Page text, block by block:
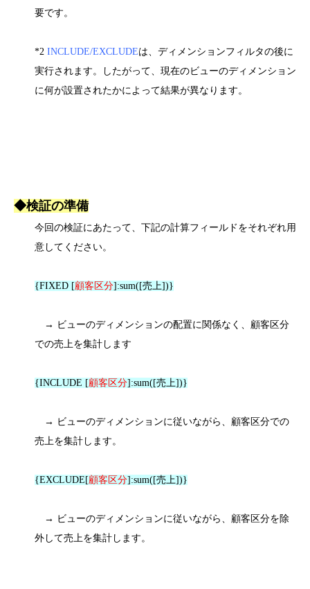
要です。
*2 INCLUDE/EXCLUDEは、ディメンションフィルタの後に
実行されます。したがって、現在のビューのディメンション
に何が設置されたかによって結果が異なります。
◆検証の準備
今回の検証にあたって、下記の計算フィールドをそれぞれ用
意してください。
{FIXED [顧客区分]:sum([売上])}
→ ビューのディメンションの配置に関係なく、顧客区分
での売上を集計します
{INCLUDE [顧客区分]:sum([売上])}
→ ビューのディメンションに従いながら、顧客区分での
売上を集計します。
{EXCLUDE[顧客区分]:sum([売上])}
→ ビューのディメンションに従いながら、顧客区分を除
外して売上を集計します。